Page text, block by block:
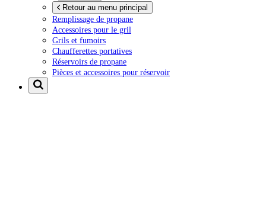
Retour au menu principal
Remplissage de propane
Accessoires pour le gril
Grils et fumoirs
Chaufferettes portatives
Réservoirs de propane
Pièces et accessoires pour réservoir